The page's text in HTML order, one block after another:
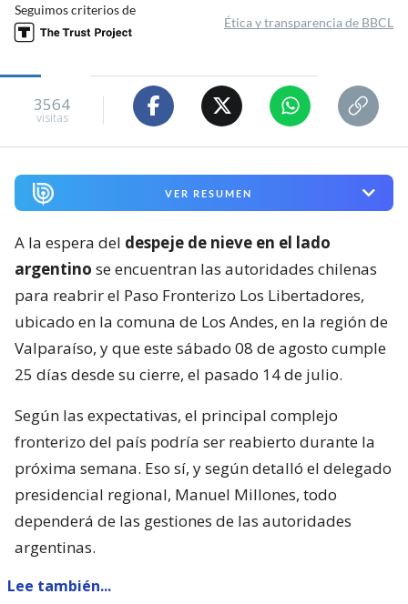
Seguimos criterios de
Ética y transparencia de BBCL
3564
visitas
VER RESUMEN
A la espera del despeje de nieve en el lado
argentino se encuentran las autoridades chilenas
para reabrir el Paso Fronterizo Los Libertadores,
ubicado en la comuna de Los Andes, en la región de
Valparaíso, y que este sábado 08 de agosto cumple
25 días desde su cierre, el pasado 14 de julio.
Según las expectativas, el principal complejo
fronterizo del país podría ser reabierto durante la
próxima semana. Eso sí, y según detalló el delegado
presidencial regional, Manuel Millones, todo
dependerá de las gestiones de las autoridades
argentinas.
Lee también...